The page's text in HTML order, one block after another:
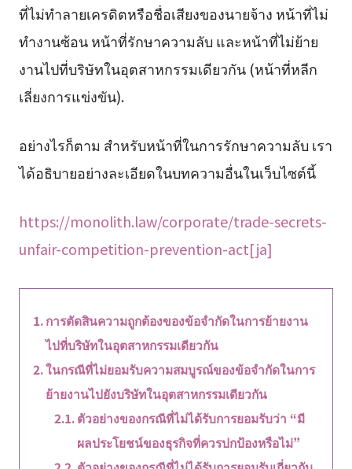
ที่ไม่ทำลายเครดิตหรือชื่อเสียงของนายจ้าง หน้าที่ไม่
ทำงานซ้อน หน้าที่รักษาความลับ และหน้าที่ไม่ย้าย
งานไปที่บริษัทในอุตสาหกรรมเดียวกัน (หน้าที่หลีก
เลี่ยงการแข่งขัน).
อย่างไรก็ตาม สำหรับหน้าที่ในการรักษาความลับ เรา
ได้อธิบายอย่างละเอียดในบทความอื่นในเว็บไซต์นี้
https://monolith.law/corporate/trade-secrets-
unfair-competition-prevention-act[ja]
การตัดสินความถูกต้องของข้อจำกัดในการย้ายงาน
ไปที่บริษัทในอุตสาหกรรมเดียวกัน
ในกรณีที่ไม่ยอมรับความสมบูรณ์ของข้อจำกัดในการ
ย้ายงานไปยังบริษัทในอุตสาหกรรมเดียวกัน
ตัวอย่างของกรณีที่ไม่ได้รับการยอมรับว่า “มี
ผลประโยชน์ของธุรกิจที่ควรปกป้องหรือไม่”